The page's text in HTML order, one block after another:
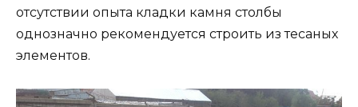
отсутствии опыта кладки камня столбы
однозначно рекомендуется строить из тесаных
элементов.